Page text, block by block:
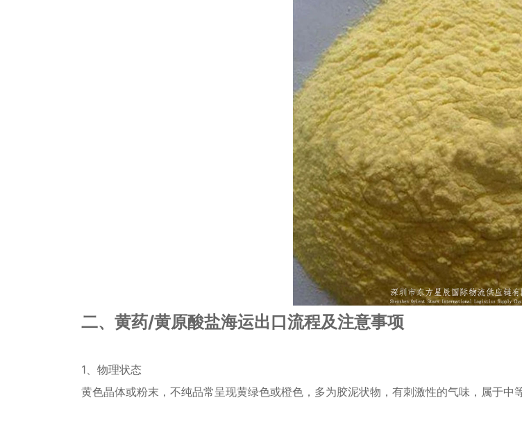
二、黄药/黄原酸盐海运出口流程及注意事项
1、物理状态
黄色晶体或粉末，不纯品常呈现黄绿色或橙色，多为胶泥状物，有刺激性的气味，属于中